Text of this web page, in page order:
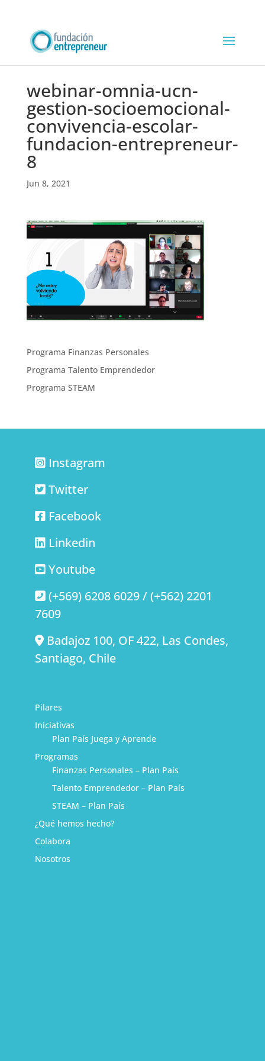
webinar-omnia-ucn-
gestion-socioemocional-
convivencia-escolar-
fundacion-entrepreneur-
8
Jun 8, 2021
Programa Finanzas Personales
Programa Talento Emprendedor
Programa STEAM
Instagram
Twitter
Facebook
Linkedin
Youtube
(+569) 6208 6029 / (+562) 2201
7609
Badajoz 100, OF 422, Las Condes,
Santiago, Chile
Pilares
Iniciativas
Plan País Juega y Aprende
Programas
Finanzas Personales – Plan País
Talento Emprendedor – Plan País
STEAM – Plan País
¿Qué hemos hecho?
Colabora
Nosotros